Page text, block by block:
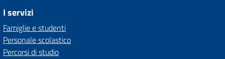
I servizi
Famiglie e studenti
Personale scolastico
Percorsi di studio